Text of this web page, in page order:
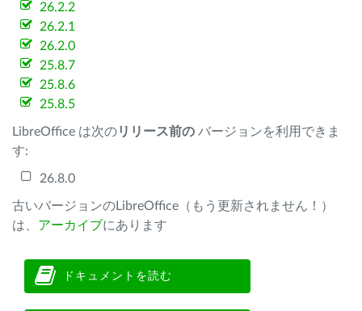
26.2.2
26.2.1
26.2.0
25.8.7
25.8.6
25.8.5
LibreOffice は次のリリース前の バージョンを利用できま
す:
26.8.0
古いバージョンのLibreOffice（もう更新されません！）
は、 アーカイブにあります
ドキュメントを読む